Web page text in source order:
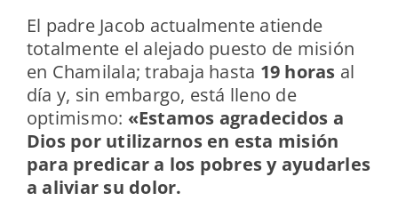
El padre Jacob actualmente atiende
totalmente el alejado puesto de misión
en Chamilala; trabaja hasta 19 horas al
día y, sin embargo, está lleno de
optimismo: «Estamos agradecidos a
Dios por utilizarnos en esta misión
para predicar a los pobres y ayudarles
a aliviar su dolor.